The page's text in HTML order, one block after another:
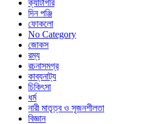
ক্যাটাগরি
দিন পঞ্জি
ফোকলো
No Category
জোকস
রম্য
রচনাসমগ্র
কাব্যনাট্য
চিকিৎসা
ধর্ম
নারী মাতৃত্ব ও সৃজনশীলতা
বিজ্ঞান